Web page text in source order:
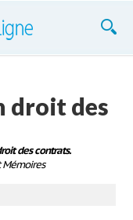
droit des
des contrats.
Mémoires